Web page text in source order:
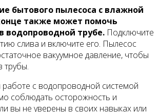
бытового пылесоса с влажной
также может помочь
водопроводной трубе. Подключите
слива и включите его. Пылесос
вакуумное давление, чтобы
трубы.
с водопроводной системой
соблюдать осторожность и
вы не уверены в своих навыках или